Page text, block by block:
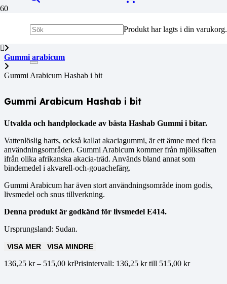
Produkt har lagts i din varukorg.
Gummi arabicum
Gummi Arabicum Hashab i bit
Gummi Arabicum Hashab i bit
Utvalda och handplockade av bästa Hashab Gummi i bitar.
Vattenlöslig harts, också kallat akaciagummi, är ett ämne med flera
användningsområden. Gummi Arabicum kommer från mjölksaften
ifrån olika afrikanska akacia-träd. Används bland annat som
bindemedel i akvarell-och-gouachefärg.
Gummi Arabicum har även stort användningsområde inom godis,
livsmedel och snus tillverkning.
Denna produkt är godkänd för livsmedel E414.
Ursprungsland: Sudan.
VISA MER VISA MINDRE
136,25 kr – 515,00 krPrisintervall: 136,25 kr till 515,00 kr